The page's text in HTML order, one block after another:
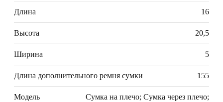
Длина 16
Высота 20,5
Ширина 5
Длина дополнительного ремня сумки 155
Модель Сумка на плечо; Сумка через плечо;